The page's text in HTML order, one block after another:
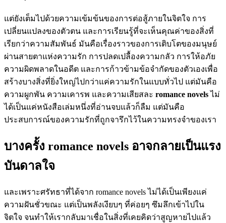
แต่ยังเต็มไปด้วยความเข้มข้นของการต่อสู้ภายในจิตใจ การ
เปลี่ยนแปลงของตัวตน และการเรียนรู้ที่จะเห็นคุณค่าของสิ่งที่
เรียกว่าความสัมพันธ์ มันคือเรื่องราวของการเติบโตของมนุษย์
ผ่านสายตาแห่งความรัก การปลดเปลื้องความกลัว การให้อภัย
ความผิดพลาดในอดีต และการก้าวข้ามข้อจำกัดของตัวเองเพื่อ
สร้างบางสิ่งที่ยิ่งใหญ่ไปกว่าแค่ความรักในแบบทั่วไป แต่มันคือ
ความผูกพัน ความเคารพ และความเสียสละ romance novelsไม่
ได้เป็นแค่หนังสือเล่มหนึ่งที่อ่านจบแล้วก็ลืม แต่มันคือ
ประสบการณ์ของความรักที่ถูกจารึกไว้ในความทรงจำของเรา
บางครั้ง romance novels อาจกลายเป็นแรง
บันดาลใจ
และเพราะศรัทธาที่ได้จาก romance novels ไม่ได้เป็นเพียงแค่
ความฝันชั่วขณะ แต่เป็นพลังเงียบๆ ที่ค่อยๆ ซึมลึกเข้าไปใน
จิตใจ จนทำให้เรากลับมาเชื่อในสิ่งที่เคยคิดว่าสูญหายไปแล้ว